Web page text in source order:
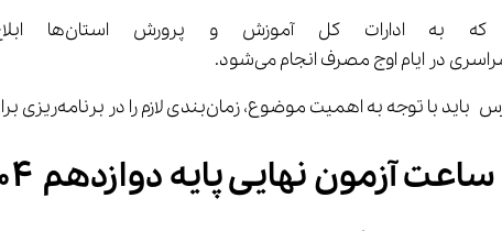
لازم را در برنامه‌ریزی برای برگزاری آزمون‌های داخلی نیز مدنظر قرار دهند.
نهایی پایه دوازدهم ۱۴۰۴ با آی نو